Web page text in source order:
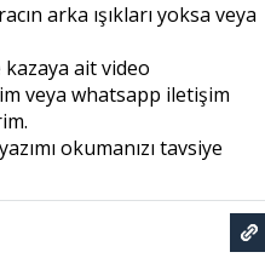
arka ışıkları yoksa veya
ait video
veya whatsapp iletişim
yazımı okumanızı tavsiye